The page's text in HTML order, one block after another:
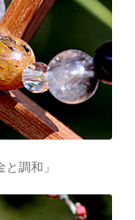
調和」